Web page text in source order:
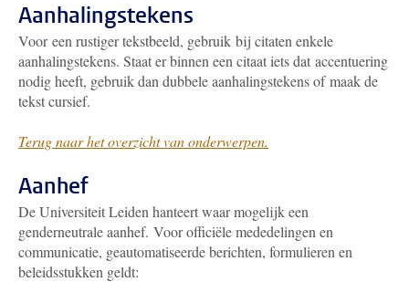
Aanhalingstekens
Voor een rustiger tekstbeeld, gebruik bij citaten enkele
aanhalingstekens. Staat er binnen een citaat iets dat accentuering
nodig heeft, gebruik dan dubbele aanhalingstekens of maak de
tekst cursief.
Terug naar het overzicht van onderwerpen.
Aanhef
De Universiteit Leiden hanteert waar mogelijk een
genderneutrale aanhef. Voor officiële mededelingen en
communicatie, geautomatiseerde berichten, formulieren en
beleidsstukken geldt: